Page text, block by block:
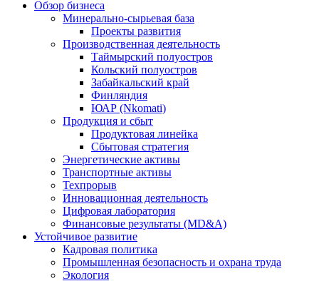
Обзор бизнеса
Минерально-сырьевая база
Проекты развития
Производственная деятельность
Таймырский полуостров
Кольский полуостров
Забайкальский край
Финляндия
ЮАР (Nkomati)
Продукция и сбыт
Продуктовая линейка
Сбытовая стратегия
Энергетические активы
Транспортные активы
Техпрорыв
Инновационная деятельность
Цифровая лаборатория
Финансовые результаты (MD&A)
Устойчивое развитие
Кадровая политика
Промышленная безопасность и охрана труда
Экология